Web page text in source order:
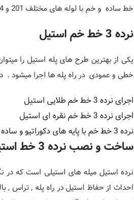
خط ساده و خم با لوله های مختلف 201 و 304 استنلس استیل توسط استیل تندیس ارائه میگردد . همراه ما باشید با طرح های مدرن نرده 3 خط
نرده 3 خط خم استیل
یکی از بهترین طرح های پله استیل را
خطی و عمودی در راه پله ها اجرا میشود
اجرای نرده 3 خط خم طلایی استیل
اجرای نرده 3 خط خم نقره ای استیل
نرده 3 خط خم با پایه های دکوراتیو و ساده
ساخت و نصب نرده 3 خط استیل
احداث از حفاظ استیل در راه پله , تراس ,